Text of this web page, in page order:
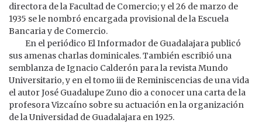
directora de la Facultad de Comercio; y el 26 de marzo de
1935 se le nombró encargada provisional de la Escuela
Bancaria y de Comercio.
En el periódico El Informador de Guadalajara publicó
sus amenas charlas dominicales. También escribió una
semblanza de Ignacio Calderón para la revista Mundo
Universitario, y en el tomo iii de Reminiscencias de una vida
el autor José Guadalupe Zuno dio a conocer una carta de la
profesora Vizcaíno sobre su actuación en la organización
de la Universidad de Guadalajara en 1925.